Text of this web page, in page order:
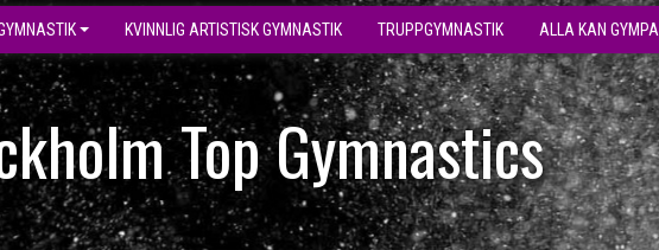
KVINNLIG ARTISTISK GYMNASTIK TRUPPGYMNASTIK ALLA KAN GYMPA
Top Gymnastics